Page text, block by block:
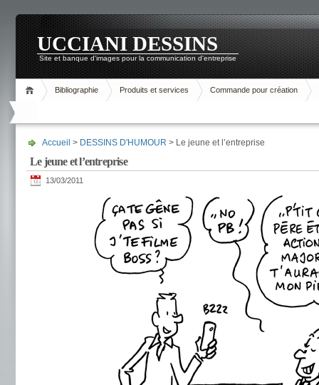
UCCIANI DESSINS
Site et banque d'images pour la communication d'entreprise
Bibliographie Produits et services Commande pour création
Accueil > DESSINS D'HUMOUR > Le jeune et l’entreprise
Le jeune et l’entreprise
13/03/2011